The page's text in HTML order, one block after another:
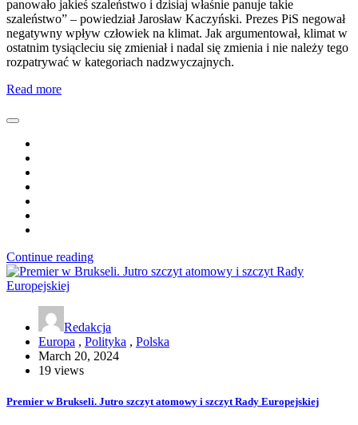
panowało jakieś szaleństwo i dzisiaj właśnie panuje takie
szaleństwo” – powiedział Jarosław Kaczyński. Prezes PiS negował
negatywny wpływ człowiek na klimat. Jak argumentował, klimat w
ostatnim tysiącleciu się zmieniał i nadal się zmienia i nie należy tego
rozpatrywać w kategoriach nadzwyczajnych.
Read more
Continue reading
Redakcja
Europa , Polityka , Polska
March 20, 2024
19 views
Premier w Brukseli. Jutro szczyt atomowy i szczyt Rady Europejskiej